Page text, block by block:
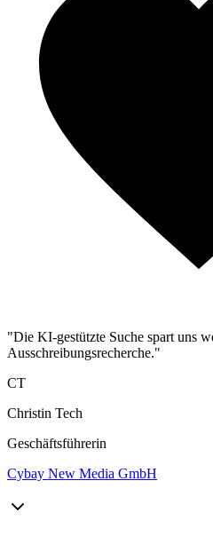
"Die KI-gestützte Suche spart uns
Ausschreibungsrecherche."
CT
Christin Tech
Geschäftsführerin
Cybay New Media GmbH